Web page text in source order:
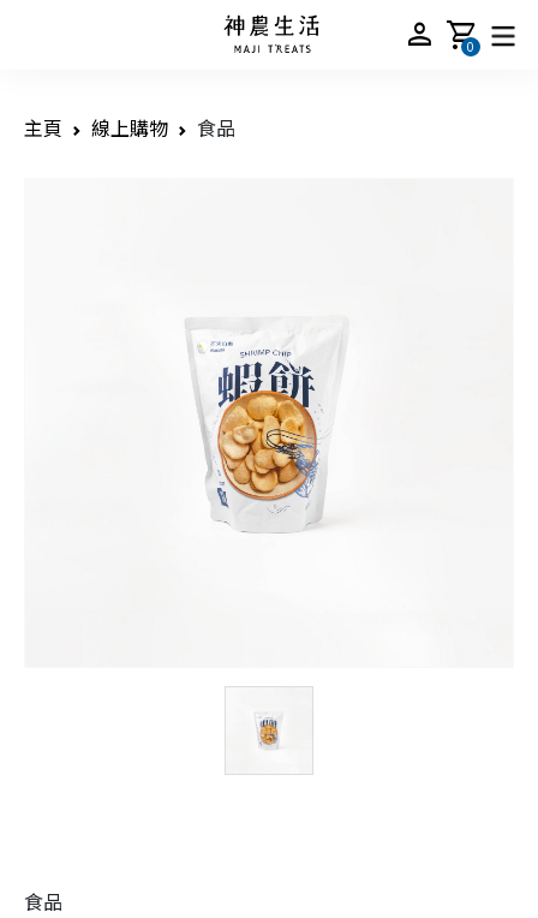
person shopping_cart
0
主頁 線上購物 食品
食品